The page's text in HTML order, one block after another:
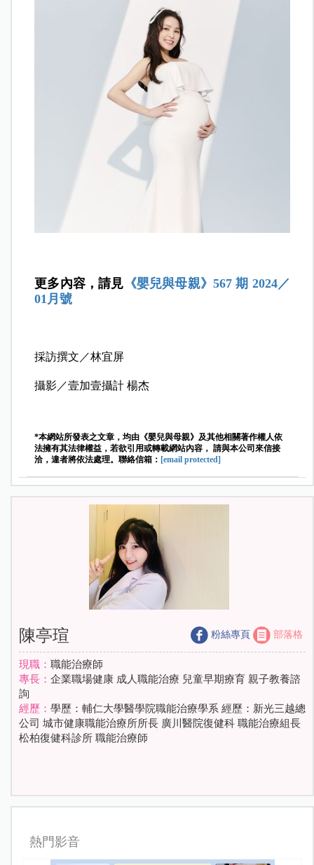
更多內容，請見 《嬰兒與母親》567 期 2024／
01月號
採訪撰文／林宜屏
攝影／壹加壹攝計 楊杰
*本網站所發表之文章，均由《嬰兒與母親》及其他相關著作權人依
法擁有其法律權益，若欲引用或轉載網站內容， 請與本公司來信接
洽，違者將依法處理。聯絡信箱： [email protected]
陳亭瑄 粉絲專頁 部落格
現職： 職能治療師
專長： 企業職場健康 成人職能治療 兒童早期療育 親子教養諮
詢
經歷： 學歷：輔仁大學醫學院職能治療學系 經歷：新光三越總
公司 城市健康職能治療所所長 廣川醫院復健科 職能治療組長
松柏復健科診所 職能治療師
熱門影音